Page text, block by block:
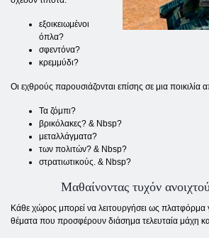
εξοικειωμένοι
όπλα?
σφεντόνα?
κρεμμύδι?
Οι εχθρούς παρουσιάζονται επίσης σε μια ποικιλία
Τα ζόμπι?
βρικόλακες? & Nbsp?
μεταλλάγματα?
των πολιτών? & Nbsp?
στρατιωτικούς. & Nbsp?
Μαθαίνοντας τυχόν
Κάθε χώρος μπορεί να λειτουργήσει ως πλατφόρμα
θέματα που προσφέρουν διάσημα τελευταία μάχη